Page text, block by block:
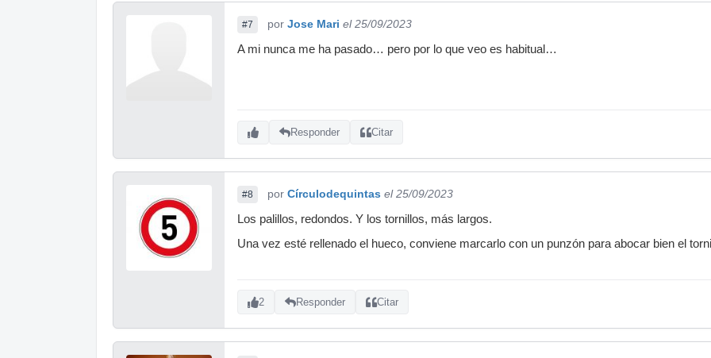
#7 por Jose Mari el 25/09/2023
A mi nunca me ha pasado… pero por lo que veo es habitual…
Responder Citar
#8 por Círculodequintas el 25/09/2023
Los palillos, redondos. Y los tornillos, más largos.
Una vez esté rellenado el hueco, conviene marcarlo con un punzón para abocar bien el
2 Responder Citar